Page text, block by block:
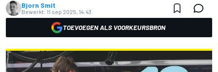
Bjorn Smit
Bewerkt: 11 sep 2025, 14:43
TOEVOEGEN ALS VOORKEURSBRON